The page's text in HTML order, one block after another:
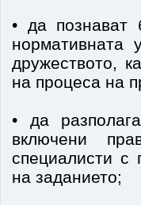
• да познават
нормативната
дружеството,
на процеса на
• да
включени
специалисти с
на заданието;